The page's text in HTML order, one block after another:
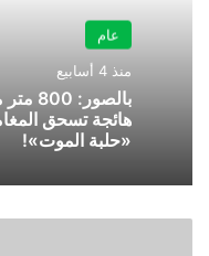
عام
منذ 4 أسابيع
هائجة تسحق
«حلبة الموت»!